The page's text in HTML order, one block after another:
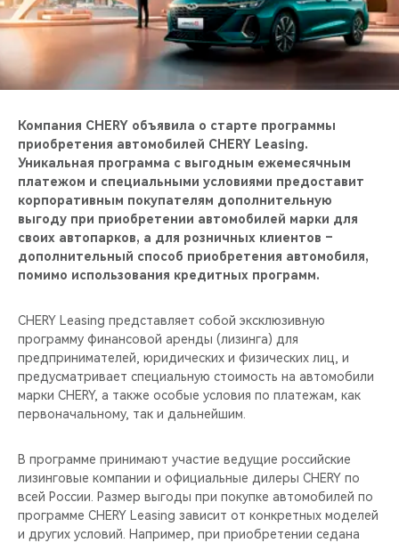
CHERY И СПОРТ
НАШИ МЕРОПРИЯТИЯ
ВИДЕООБЗОРЫ
CHERY ДЛЯ ДЕТЕЙ
Компания CHERY объявила о старте программы
приобретения автомобилей CHERY Leasing.
Уникальная программа с выгодным ежемесячным
платежом и специальными условиями предоставит
корпоративным покупателям дополнительную
выгоду при приобретении автомобилей марки для
своих автопарков, а для розничных клиентов –
дополнительный способ приобретения автомобиля,
помимо использования кредитных программ.
CHERY Leasing представляет собой эксклюзивную
программу финансовой аренды (лизинга) для
предпринимателей, юридических и физических лиц, и
предусматривает специальную стоимость на автомобили
марки CHERY, а также особые условия по платежам, как
первоначальному, так и дальнейшим.
В программе принимают участие ведущие российские
лизинговые компании и официальные дилеры CHERY по
всей России. Размер выгоды при покупке автомобилей по
программе CHERY Leasing зависит от конкретных моделей
и других условий. Например, при приобретении седана